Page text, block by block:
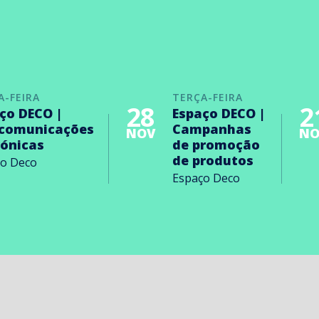
FEIRA
DECO |
Deco
TERÇA-FEIRA
28
NOV
Espaço DECO |
Campanhas
de promoção
de produtos
Espaço Deco